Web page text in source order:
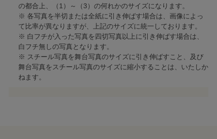
の都合上、（1）～（3）の何れかのサイズになります。
※ 各写真を半切または全紙に引き伸ばす場合は、画像によっ
て比率が異なりますが、上記のサイズに統一しております。
※ 白フチが入った写真を四切写真以上に引き伸ばす場合は、
白フチ無しの写真となります。
※ スチール写真を舞台写真のサイズに引き伸ばすこと、及び
舞台写真をスチール写真のサイズに縮小することは、いたしか
ねます。